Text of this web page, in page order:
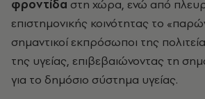
φροντίδα στη χώρα, ενώ από
επιστημονικής κοινότητας το
σημαντικοί εκπρόσωποι της
της υγείας, επιβεβαιώνοντας τη
για το δημόσιο σύστημα υγείας.